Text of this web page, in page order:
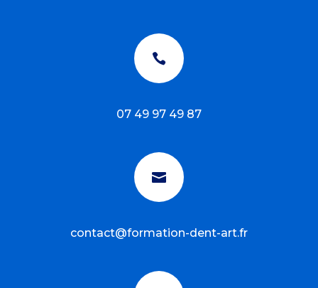

07 49 97 49 87

contact@formation-dent-art.fr